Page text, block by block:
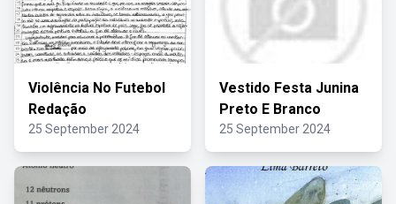
Violência No Futebol
Redação
25 September 2024
Vestido Festa Junina
Preto E Branco
25 September 2024